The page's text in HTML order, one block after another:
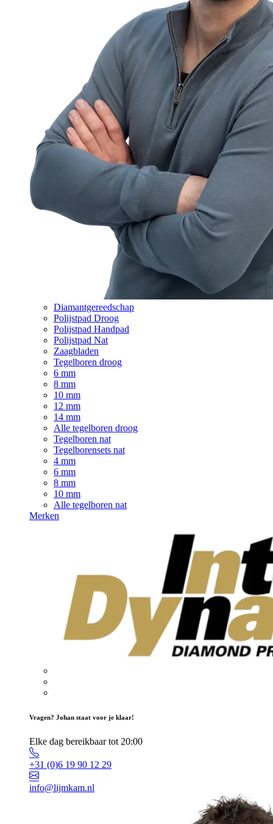
Diamantgereedschap
Polijstpad Droog
Polijstpad Handpad
Polijstpad Nat
Zaagbladen
Tegelboren droog
6 mm
8 mm
10 mm
12 mm
14 mm
Alle tegelboren droog
Tegelboren nat
Tegelborensets nat
4 mm
6 mm
8 mm
10 mm
Alle tegelboren nat
Merken
Vragen? Johan staat voor je klaar!
Elke dag bereikbaar tot 20:00
+31 (0)6 19 90 12 29
info@lijmkam.nl